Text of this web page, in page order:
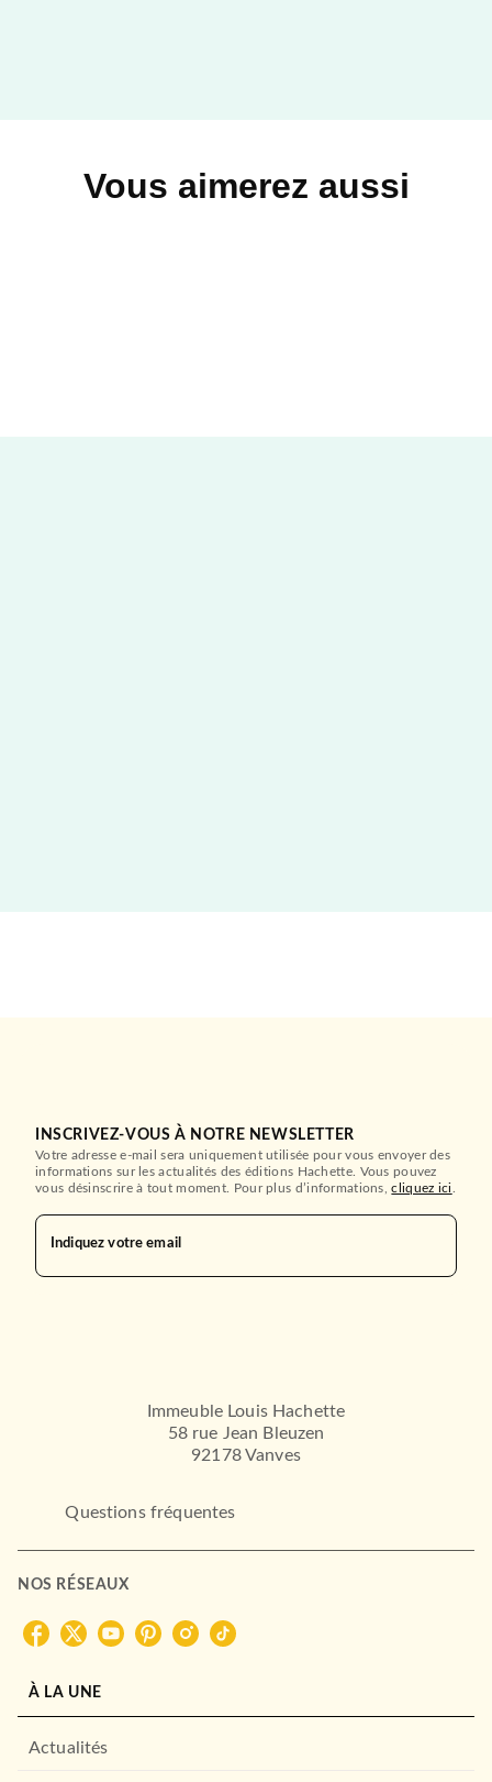
Vous aimerez aussi
INSCRIVEZ-VOUS À NOTRE NEWSLETTER
Votre adresse e-mail sera uniquement utilisée pour vous envoyer des
informations sur les actualités des éditions Hachette. Vous pouvez
vous désinscrire à tout moment. Pour plus d’informations,cliquez ici
Indiquez votre email
Immeuble Louis Hachette
58 rue Jean Bleuzen
92178 Vanves
Questions fréquentes
NOS RÉSEAUX
À LA UNE
Actualités